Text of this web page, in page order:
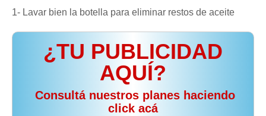
1- Lavar bien la botella para eliminar restos de aceite
¿TU PUBLICIDAD
AQUÍ?
️ Consultá nuestros planes haciendo
click acá